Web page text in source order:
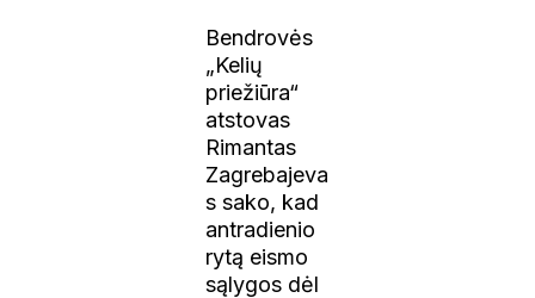
Bendrovės
„Kelių
priežiūra“
atstovas
Rimantas
Zagrebajeva
s sako, kad
antradienio
rytą eismo
sąlygos dėl